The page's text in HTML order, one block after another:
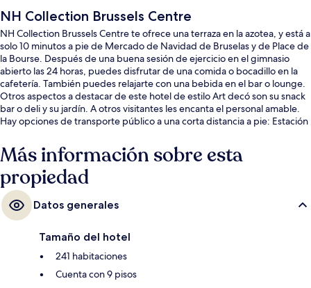
NH Collection Brussels Centre
NH Collection Brussels Centre te ofrece una terraza en la azotea, y está a
solo 10 minutos a pie de Mercado de Navidad de Bruselas y de Place de
la Bourse. Después de una buena sesión de ejercicio en el gimnasio
abierto las 24 horas, puedes disfrutar de una comida o bocadillo en la
cafetería. También puedes relajarte con una bebida en el bar o lounge.
Otros aspectos a destacar de este hotel de estilo Art decó son su snack
bar o deli y su jardín. A otros visitantes les encanta el personal amable.
Hay opciones de transporte público a una corta distancia a pie: Estación
está a 6 minutos.
Más información sobre esta
propiedad
Datos generales
Tamaño del hotel
241 habitaciones
Cuenta con 9 pisos